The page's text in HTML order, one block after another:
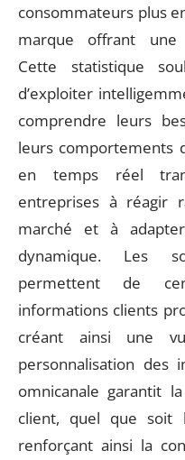
consommateurs plus
marque offrant une
Cette statistique
d’exploiter
comprendre leurs
leurs comportements
en temps réel
entreprises à réagir
marché et à
dynamique. Les
permettent de
informations clients
créant ainsi une
personnalisation des
omnicanale garantit
client, quel que soit
renforçant ainsi la